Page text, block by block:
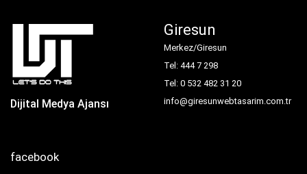
Dijital Medya Ajansı
facebook
Giresun
Merkez/Giresun
Tel: 444 7 298
Tel: 0 532 482 31 20
info@giresunwebtasarim.com.tr